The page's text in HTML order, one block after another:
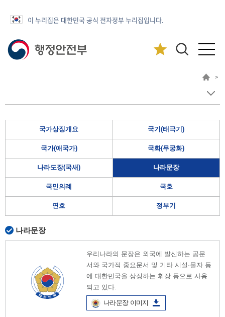
이 누리집은 대한민국 공식 전자정부 누리집입니다.
>
국가상징개요 국기(태극기)
국가(애국가) 국화(무궁화)
나라도장(국새) 나라문장
국민의례 국호
연호 정부기
나라문장
우리나라의 문장은 외국에 발신하는 공문
서와 국가적 중요문서 및 기타 시설·물자 등
에 대한민국을 상징하는 휘장 등으로 사용
되고 있다.
나라문장 이미지